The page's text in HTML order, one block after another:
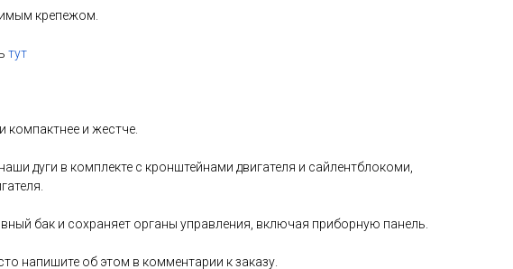
крепежом.
тут
компактнее и жестче.
дуги в комплекте с кронштейнами двигателя и сайлентблокоми,
бак и сохраняет органы управления, включая приборную панель.
напишите об этом в комментарии к заказу.